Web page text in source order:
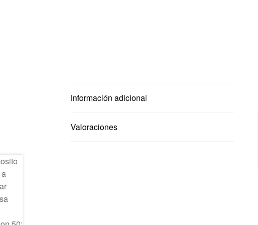
Información adicional
Valoraciones